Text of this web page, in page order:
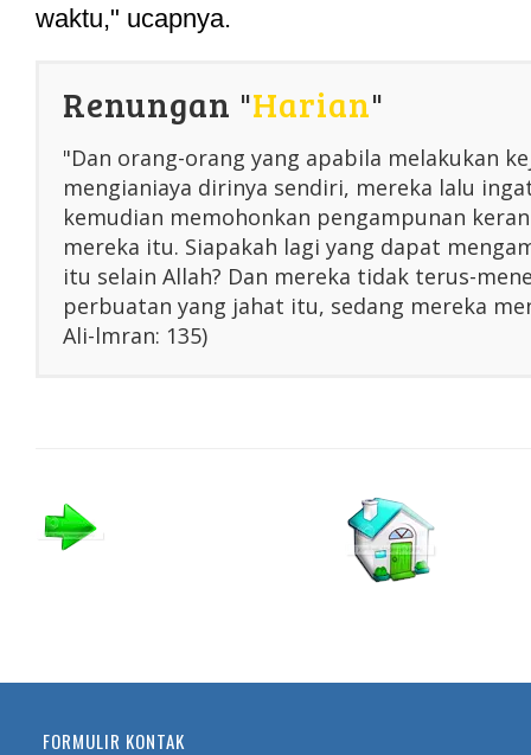
waktu," ucapnya.
Renungan "Harian"
"Dan orang-orang yang apabila melakukan
mengianiaya dirinya sendiri, mereka lalu
kemudian memohonkan pengampunan
mereka itu. Siapakah lagi yang dapat
itu selain Allah? Dan mereka tidak terus-
perbuatan yang jahat itu, sedang mereka
Ali-lmran: 135)
FORMULIR KONTAK